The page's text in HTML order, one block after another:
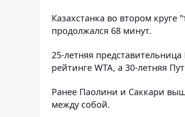
Казахстанка во втором круге
продолжался 68 минут.
25-летняя
рейтинге WTA, а 30-летняя
Ранее Паолини и Саккари
между собой.